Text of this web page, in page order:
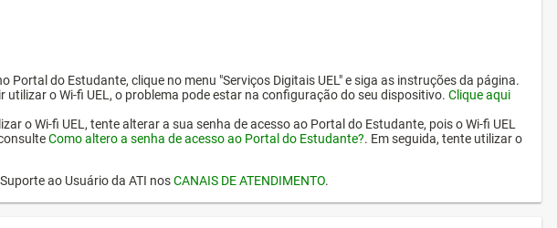
Portal do Estudante, clique no menu "Serviços Digitais UEL" e siga as instruções da página.
o Wi-fi UEL, o problema pode estar na configuração do seu dispositivo. Clique aqui
o Wi-fi UEL, tente alterar a sua senha de acesso ao Portal do Estudante, pois o Wi-fi UEL
Como altero a senha de acesso ao Portal do Estudante?. Em seguida, tente utilizar o
ao Usuário da ATI nosCANAIS DE ATENDIMENTO.